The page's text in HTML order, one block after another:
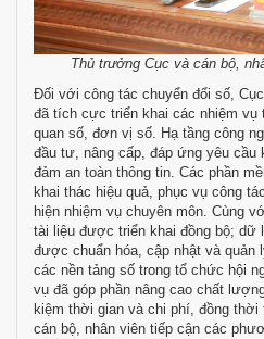
Thủ trưởng Cục và cán bộ,
Đối với công tác chuyển đổi số,
đã tích cực triển khai các nhiệm
quan số, đơn vị số. Hạ tầng công
đầu tư, nâng cấp, đáp ứng yêu cầu
đảm an toàn thông tin. Các phần
khai thác hiệu quả, phục vụ công
hiện nhiệm vụ chuyên môn. Cùng
tài liệu được triển khai đồng bộ; dữ
được chuẩn hóa, cập nhật và quản
các nền tảng số trong tổ chức hội
vụ đã góp phần nâng cao chất
kiệm thời gian và chi phí, đồng
cán bộ, nhân viên tiếp cận các